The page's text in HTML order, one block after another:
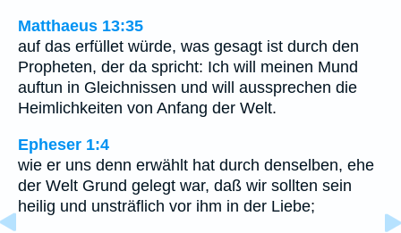
Matthaeus 13:35
auf das erfüllet würde, was gesagt ist durch den
Propheten, der da spricht: Ich will meinen Mund
auftun in Gleichnissen und will aussprechen die
Heimlichkeiten von Anfang der Welt.
Epheser 1:4
wie er uns denn erwählt hat durch denselben, ehe
der Welt Grund gelegt war, daß wir sollten sein
heilig und unsträflich vor ihm in der Liebe;